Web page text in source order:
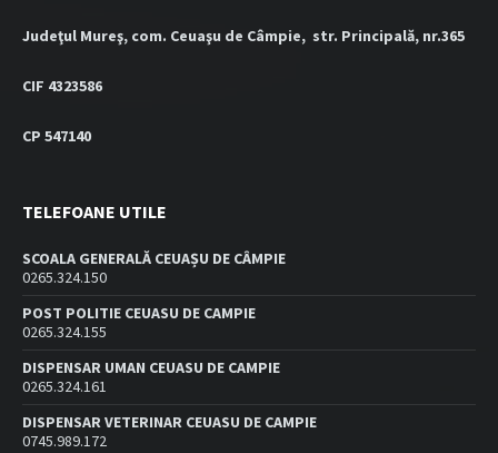
Judeţul Mureş, com. Ceuaşu de Câmpie, str. Principală, nr.365
CIF 4323586
CP 547140
TELEFOANE UTILE
SCOALA GENERALĂ CEUAȘU DE CÂMPIE
0265.324.150
POST POLITIE CEUASU DE CAMPIE
0265.324.155
DISPENSAR UMAN CEUASU DE CAMPIE
0265.324.161
DISPENSAR VETERINAR CEUASU DE CAMPIE
0745.989.172